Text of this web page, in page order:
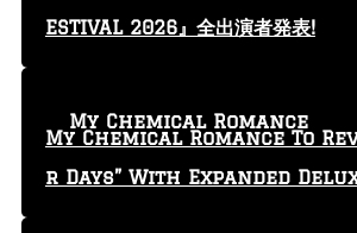
ESTIVAL 2026』全出演者発表!
My Chemical Romance To
r Days” With Expanded
My Chemical Romance